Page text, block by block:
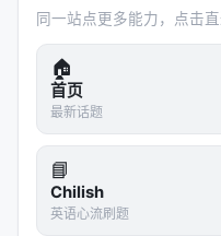
WorkBench (工具使用)
BBEH (vs EvoAgent)
几个关键发现
没有单一模型通吃所
角色分配不同模型（
做代码生成），异构组
同一站点更多能力，点击
🏠
首页
最新话题
📘
Chilish
英语心流刷题